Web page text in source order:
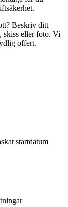
Beskriv ditt
skiss eller foto. Vi
offert.
startdatum